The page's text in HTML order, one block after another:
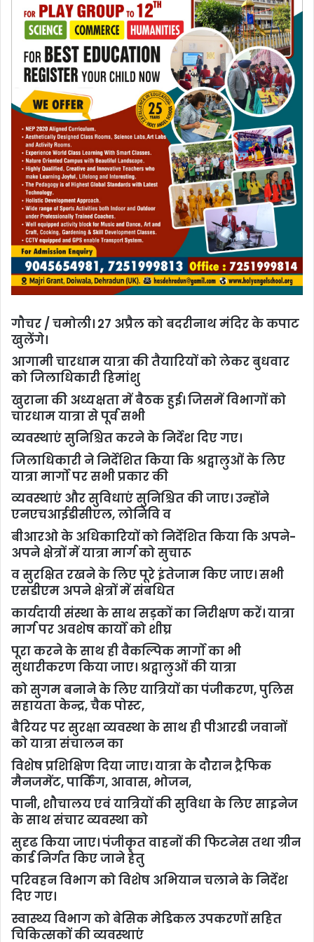
गौचर / चमोली। 27 अप्रैल को बदरीनाथ मंदिर के कपाट
खुलेंगे।
आगामी चारधाम यात्रा की तैयारियों को लेकर बुधवार
को जिलाधिकारी हिमांशु
खुराना की अध्यक्षता में बैठक हुई। जिसमें विभागों को
चारधाम यात्रा से पूर्व सभी
व्यवस्थाएं सुनिश्चित करने के निर्देश दिए गए।
जिलाधिकारी ने निर्देशित किया कि श्रद्वालुओं के लिए
यात्रा मार्गो पर सभी प्रकार की
व्यवस्थाएं और सुविधाएं सुनिश्चित की जाए। उन्होंने
एनएचआईडीसीएल, लोनिवि व
बीआरओ के अधिकारियों को निर्देशित किया कि अपने-
अपने क्षेत्रों में यात्रा मार्ग को सुचारू
व सुरक्षित रखने के लिए पूरे इंतेजाम किए जाए। सभी
एसडीएम अपने क्षेत्रों में संबधित
कार्यदायी संस्था के साथ सड़कों का निरीक्षण करें। यात्रा
मार्ग पर अवशेष कार्यो को शीघ्र
पूरा करने के साथ ही वैकल्पिक मार्गो का भी
सुधारीकरण किया जाए। श्रद्वालुओं की यात्रा
को सुगम बनाने के लिए यात्रियों का पंजीकरण, पुलिस
सहायता केन्द्र, चैक पोस्ट,
बैरियर पर सुरक्षा व्यवस्था के साथ ही पीआरडी जवानों
को यात्रा संचालन का
विशेष प्रशिक्षिण दिया जाए। यात्रा के दौरान ट्रैफिक
मैनजमेंट, पार्किंग, आवास, भोजन,
पानी, शौचालय एवं यात्रियों की सुविधा के लिए साइनेज
के साथ संचार व्यवस्था को
सुदृढ किया जाए। पंजीकृत वाहनों की फिटनेस तथा ग्रीन
कार्ड निर्गत किए जाने हेतु
परिवहन विभाग को विशेष अभियान चलाने के निर्देश
दिए गए।
स्वास्थ्य विभाग को बेसिक मेडिकल उपकरणों सहित
चिकित्सकों की व्यवस्थाएं